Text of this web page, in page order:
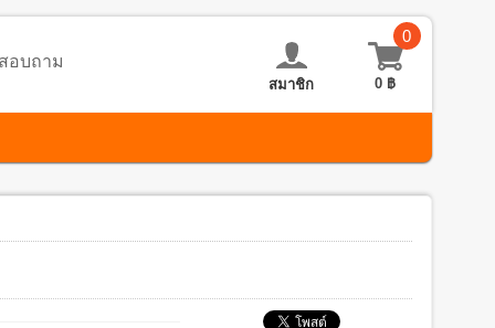
อบถาม
0
0 ฿
สมาชิก